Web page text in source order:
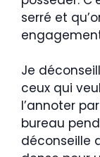
serré et
Je
ceux qui
l’annoter
bureau
déconseille